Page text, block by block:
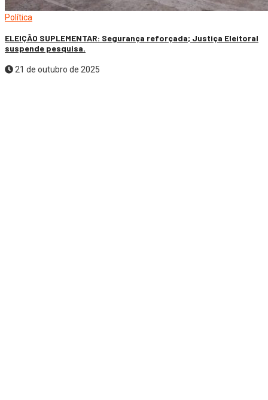
Política
ELEIÇÃO SUPLEMENTAR: Segurança reforçada; Justiça Eleitoral
suspende pesquisa.
21 de outubro de 2025